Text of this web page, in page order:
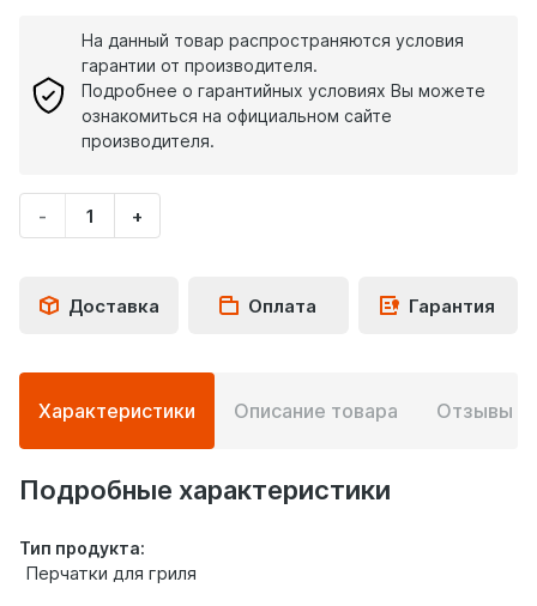
На данный товар распространяются условия
гарантии от производителя.
Подробнее о гарантийных условиях Вы можете
ознакомиться на официальном сайте
производителя.
-
Укажите
количество
+
Доставка Оплата Гарантия
Подробная
информация
о
товаре
Характеристики Описание товара Отзывы
Подробные характеристики
Тип продукта:
Перчатки для гриля